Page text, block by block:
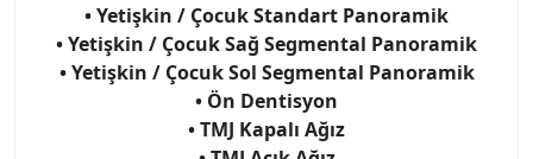
• Yetişkin / Çocuk Standart Panoramik
• Yetişkin / Çocuk Sağ Segmental Panoramik
• Yetişkin / Çocuk Sol Segmental Panoramik
• Ön Dentisyon
• TMJ Kapalı Ağız